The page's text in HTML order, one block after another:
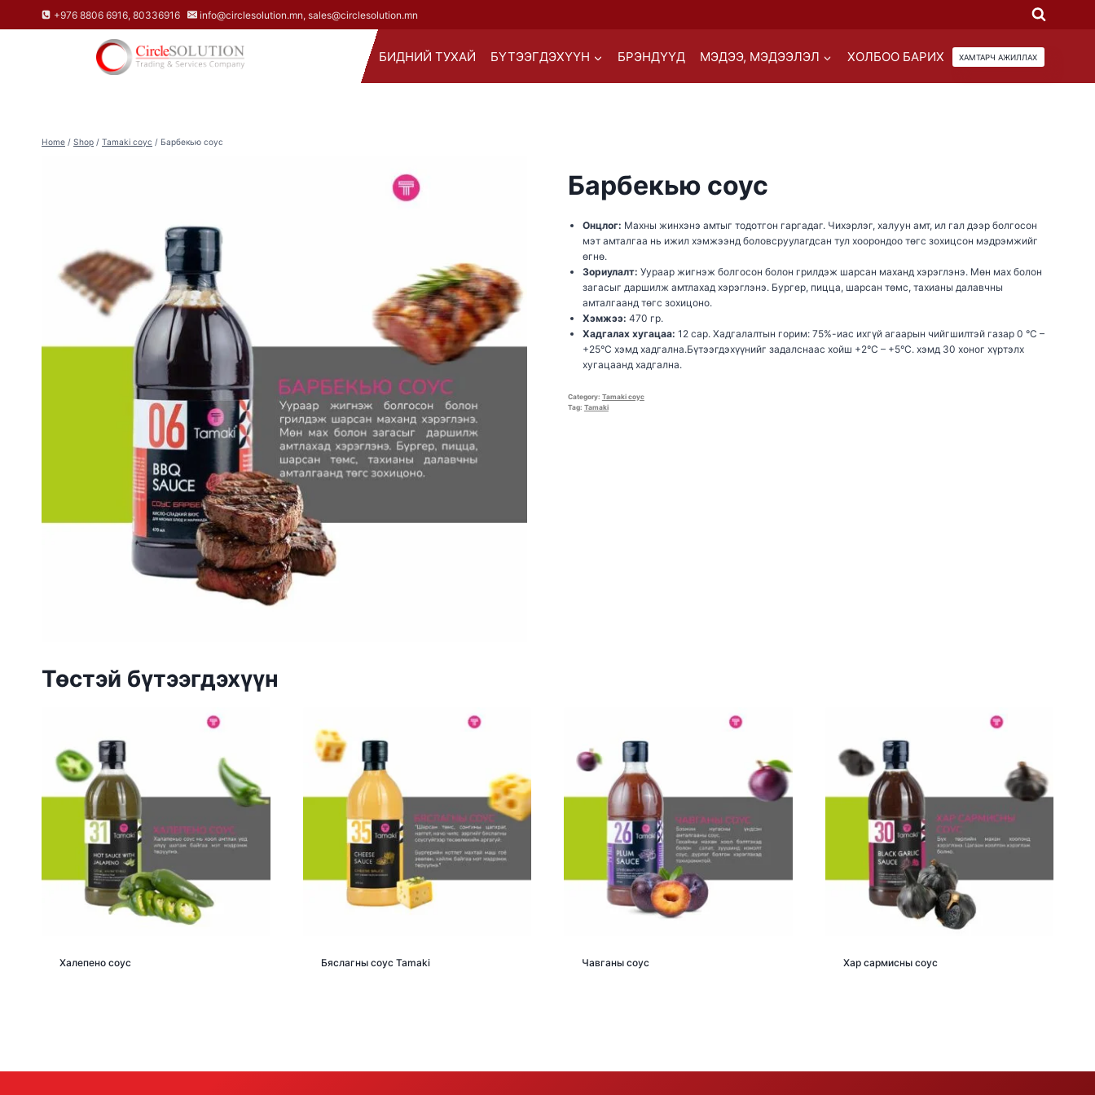
+976 8806 6916, 80336916 info@circlesolution.mn, sales@circlesolution.mn
БИДНИЙ ТУХАЙ БҮТЭЭГДЭХҮҮН БРЭНДҮҮД МЭДЭЭ, МЭДЭЭЛЭЛ ХОЛБОО БАРИХ ХАМТАРЧ АЖИЛЛАХ
Home / Shop / Tamaki соус / Барбекью соус
Барбекью соус
Онцлог: Махны жинхэнэ амтыг тодотгон гаргадаг. Чихэрлэг, халуун амт, ил гал дээр болгосон
мэт амталгаа нь ижил хэмжээнд боловсруулагдсан тул хоорондоо төгс зохицсон мэдрэмжийг
өгнө.
Зориулалт: Уураар жигнэж болгосон болон грилдэж шарсан маханд хэрэглэнэ. Мөн мах болон
загасыг даршилж амтлахад хэрэглэнэ. Бургер, пицца, шарсан төмс, тахианы далавчны
амталгаанд төгс зохицоно.
Хэмжээ: 470 гр.
Хадгалах хугацаа: 12 сар. Хадгалалтын горим: 75%-иас ихгүй агаарын чийгшилтэй газар 0 °С –
+25°С хэмд хадгална.Бүтээгдэхүүнийг задалснаас хойш +2°С – +5°С. хэмд 30 хоног хүртэлх
хугацаанд хадгална.
Category: Tamaki соус
Tag: Tamaki
Төстэй бүтээгдэхүүн
Халепено соус Бяслагны соус Tamaki Чавганы соус Хар сармисны соус